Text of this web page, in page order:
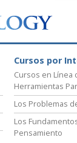
Cursos por
Cursos en Línea
Herramientas
Los Problemas
Los
Pensamiento